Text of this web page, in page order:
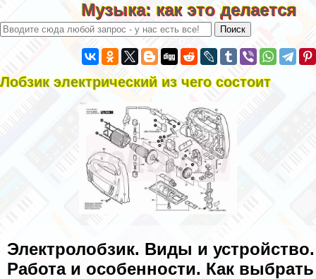
Музыка: как это делается
Лобзик электрический из чего состоит
Электролобзик. Виды и устройство.
Работа и особенности. Как выбрать